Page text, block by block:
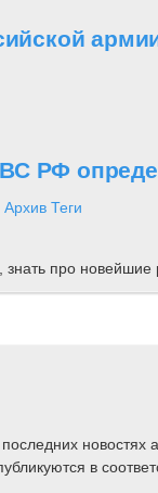
ВС РФ
Архив Теги
про
в